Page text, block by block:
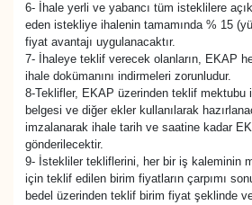
6- İhale yerli ve yabancı tüm isteklilere
eden istekliye ihalenin tamamında % 15
fiyat avantajı uygulanacaktır.
7- İhaleye teklif verecek olanların, EKAP
ihale dokümanını indirmeleri zorunludur.
8-Teklifler, EKAP üzerinden teklif mektubu
belgesi ve diğer ekler kullanılarak
imzalanarak ihale tarih ve saatine kadar
gönderilecektir.
9- İstekliler tekliflerini, her bir iş kaleminin
için teklif edilen birim fiyatların çarpımı
bedel üzerinden teklif birim fiyat şeklinde